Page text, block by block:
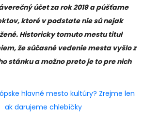
účet za rok 2019 a púšťame
ktoré v podstate nie sú nejak
Historicky tomuto mestu titul
že súčasné vedenie mesta vyšlo z
stánku a možno preto je to pre nich
hlavné mesto kultúry? Zrejme len
ak darujeme chlebíčky